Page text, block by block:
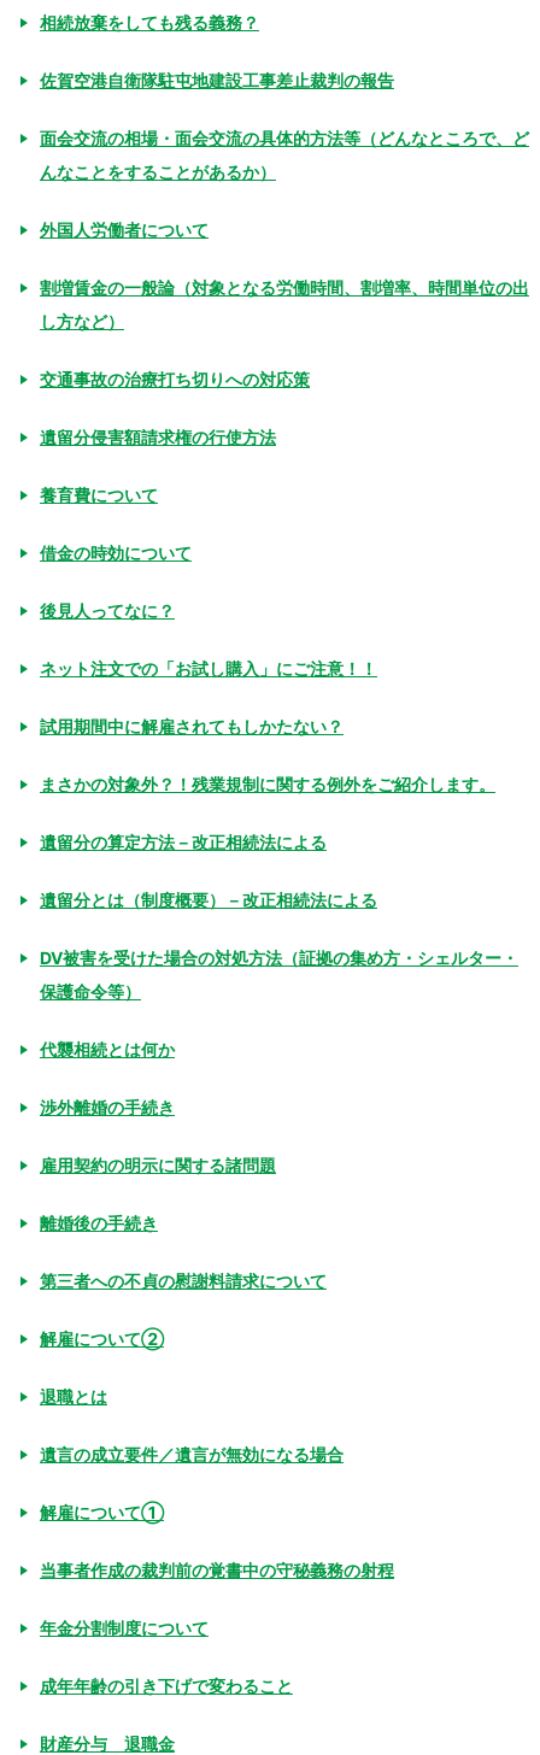
相続放棄をしても残る義務？
佐賀空港自衛隊駐屯地建設工事差止裁判の報告
面会交流の相場・面会交流の具体的方法等（どんなところで、ど
んなことをすることがあるか）
外国人労働者について
割増賃金の一般論（対象となる労働時間、割増率、時間単位の出
し方など）
交通事故の治療打ち切りへの対応策
遺留分侵害額請求権の行使方法
養育費について
借金の時効について
後見人ってなに？
ネット注文での「お試し購入」にご注意！！
試用期間中に解雇されてもしかたない？
まさかの対象外？！残業規制に関する例外をご紹介します。
遺留分の算定方法－改正相続法による
遺留分とは（制度概要）－改正相続法による
DV被害を受けた場合の対処方法（証拠の集め方・シェルター・
保護命令等）
代襲相続とは何か
渉外離婚の手続き
雇用契約の明示に関する諸問題
離婚後の手続き
第三者への不貞の慰謝料請求について
解雇について②
退職とは
遺言の成立要件／遺言が無効になる場合
解雇について①
当事者作成の裁判前の覚書中の守秘義務の射程
年金分割制度について
成年年齢の引き下げで変わること
財産分与 退職金